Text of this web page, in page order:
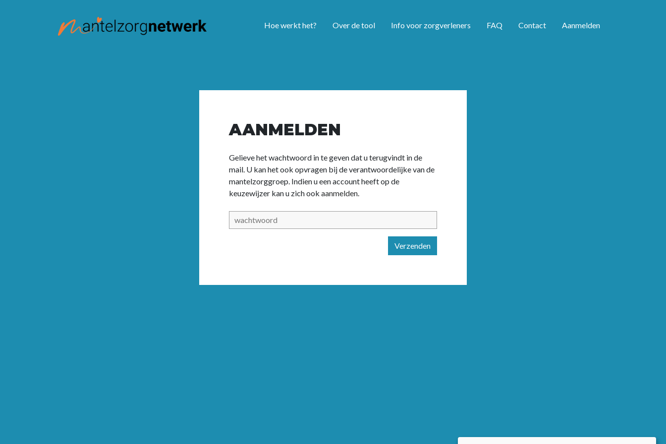
Hoe werkt het? Over de tool Info voor zorgverleners FAQ Contact Aanmelden
AANMELDEN
Gelieve het wachtwoord in te geven dat u terugvindt in de
mail. U kan het ook opvragen bij de verantwoordelijke van de
mantelzorggroep. Indien u een account heeft op de
keuzewijzer kan u zich ook aanmelden.
Verzenden